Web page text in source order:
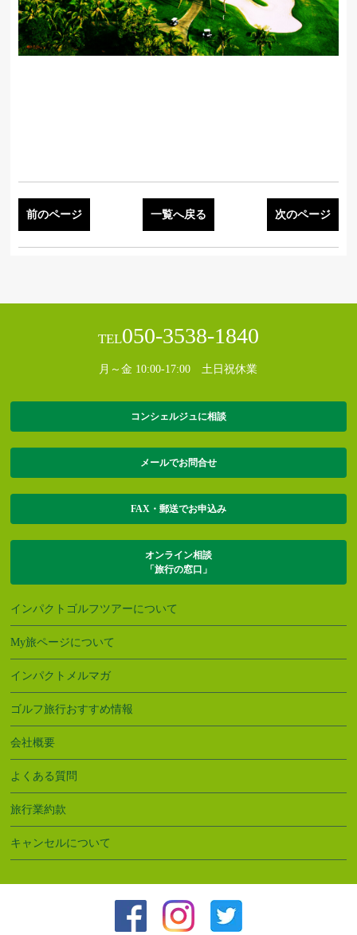
前のページ 一覧へ戻る 次のページ
TEL050-3538-1840
月～金 10:00-17:00 土日祝休業
コンシェルジュに相談
メールでお問合せ
FAX・郵送でお申込み
オンライン相談
「旅行の窓口」
インパクトゴルフツアーについて
My旅ページについて
インパクトメルマガ
ゴルフ旅行おすすめ情報
会社概要
よくある質問
旅行業約款
キャンセルについて